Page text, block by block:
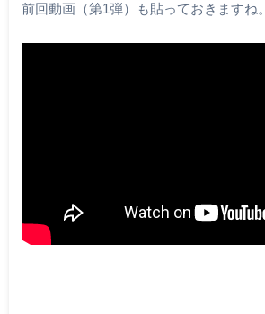
前回動画（第1弾）も貼っておきますね。